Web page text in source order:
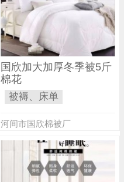
国欣加大加厚冬季被5斤
棉花
被褥、床单
河间市国欣棉被厂